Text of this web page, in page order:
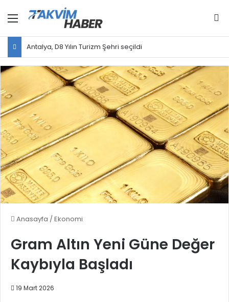
Menü
Antalya, D8 Yılın Turizm Şehri seçildi
Anasayfa /Ekonomi
Gram Altın Yeni Güne Değer
Kaybıyla Başladı
19 Mart 2026